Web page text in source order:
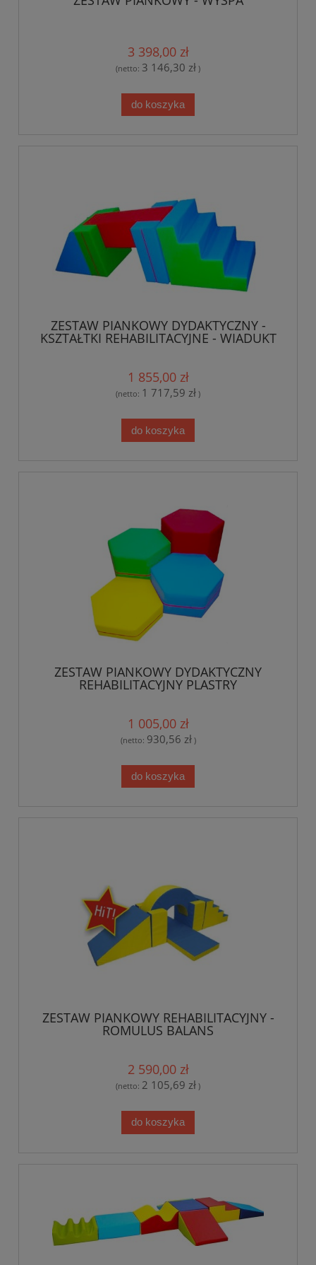
3 398,00 zł
(netto: 3 146,30 zł )
do koszyka
ZESTAW PIANKOWY DYDAKTYCZNY -
KSZTAŁTKI REHABILITACYJNE - WIADUKT
1 855,00 zł
(netto: 1 717,59 zł )
do koszyka
ZESTAW PIANKOWY DYDAKTYCZNY
REHABILITACYJNY PLASTRY
1 005,00 zł
(netto: 930,56 zł)
do koszyka
ZESTAW PIANKOWY REHABILITACYJNY -
ROMULUS BALANS
2 590,00 zł
(netto: 2 105,69 zł )
do koszyka